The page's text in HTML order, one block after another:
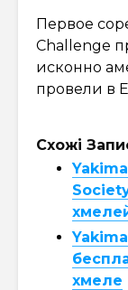
Первое
Challenge
исконно
провели в
Схожі
хмеле